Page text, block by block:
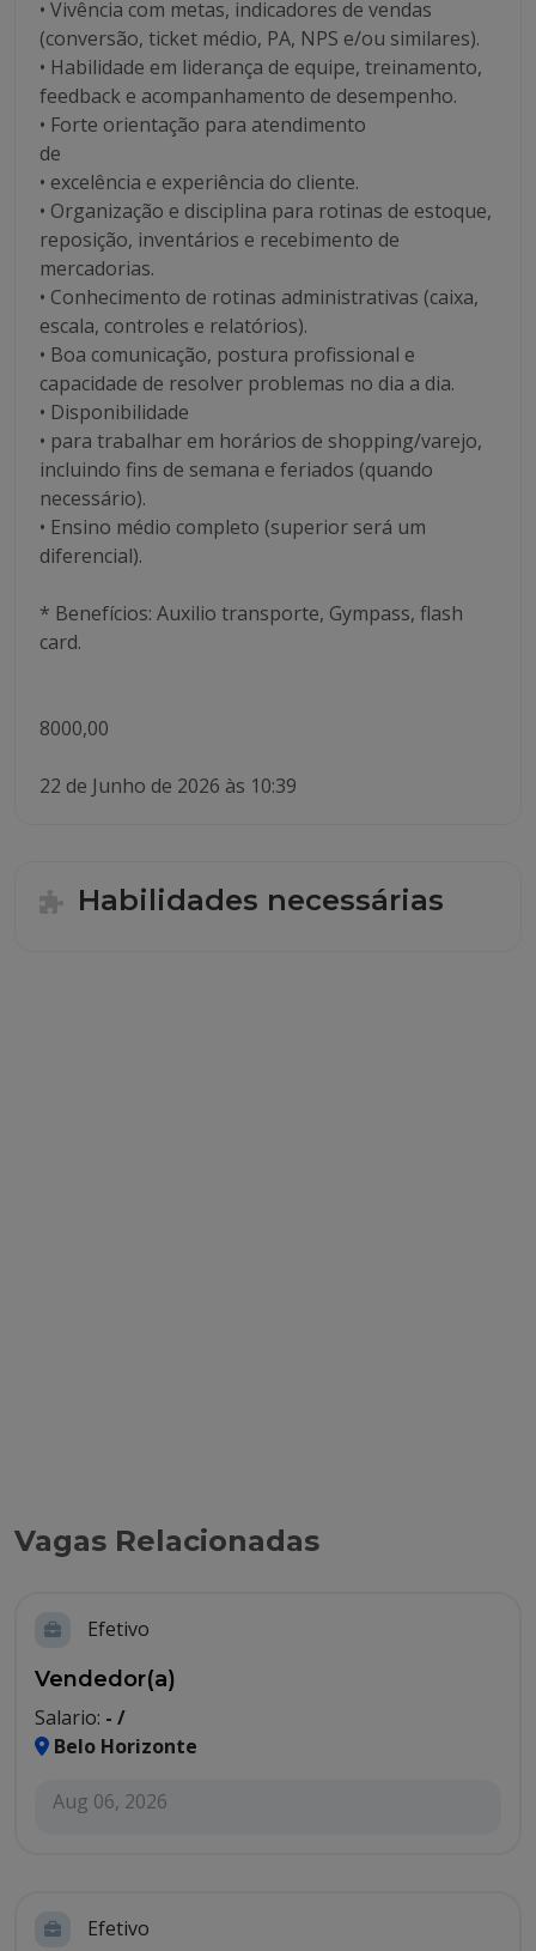
• Vivência com metas, indicadores de vendas
(conversão, ticket médio, PA, NPS e/ou similares).
• Habilidade em liderança de equipe, treinamento,
feedback e acompanhamento de desempenho.
• Forte orientação para atendimento
de
• excelência e experiência do cliente.
• Organização e disciplina para rotinas de estoque,
reposição, inventários e recebimento de
mercadorias.
• Conhecimento de rotinas administrativas (caixa,
escala, controles e relatórios).
• Boa comunicação, postura profissional e
capacidade de resolver problemas no dia a dia.
• Disponibilidade
• para trabalhar em horários de shopping/varejo,
incluindo fins de semana e feriados (quando
necessário).
• Ensino médio completo (superior será um
diferencial).
* Benefícios: Auxilio transporte, Gympass, flash
card.
8000,00
22 de Junho de 2026 às 10:39
Habilidades necessárias
Vagas Relacionadas
Efetivo
Vendedor(a)
Salario: - /
Belo Horizonte
Aug 06, 2026
Efetivo